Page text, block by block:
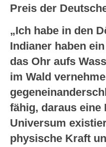
Preis der
„Ich habe in den
Indianer haben
das Ohr aufs
im Wald
fähig, daraus
Universum
physische Kraft